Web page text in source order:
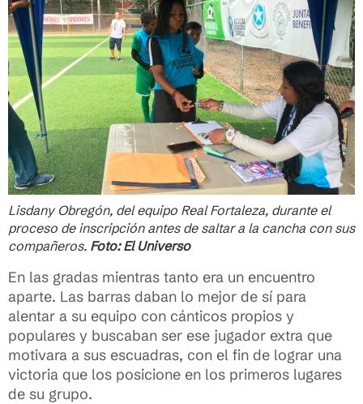
Lisdany Obregón, del equipo Real Fortaleza, durante el
proceso de inscripción antes de saltar a la cancha con sus
compañeros. Foto: El Universo
En las gradas mientras tanto era un encuentro
aparte. Las barras daban lo mejor de sí para
alentar a su equipo con cánticos propios y
populares y buscaban ser ese jugador extra que
motivara a sus escuadras, con el fin de lograr una
victoria que los posicione en los primeros lugares
de su grupo.